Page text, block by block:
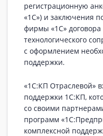
регистрационную
«1С») и заключения
фирмы «1С»
технологического
с оформлением
поддержки.
«1С:КП Отраслевой»
поддержки 1С:КП,
со своими
программ
комплексной